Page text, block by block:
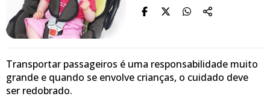
Transportar passageiros é uma responsabilidade muito
grande e quando se envolve crianças, o cuidado deve
ser redobrado.